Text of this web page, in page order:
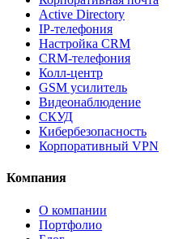
Active Directory
IP-телефония
Настройка CRM
CRM-телефония
Колл-центр
GSM усилитель
Видеонаблюдение
СКУД
Кибербезопасность
Корпоративный VPN
Компания
О компании
Портфолио